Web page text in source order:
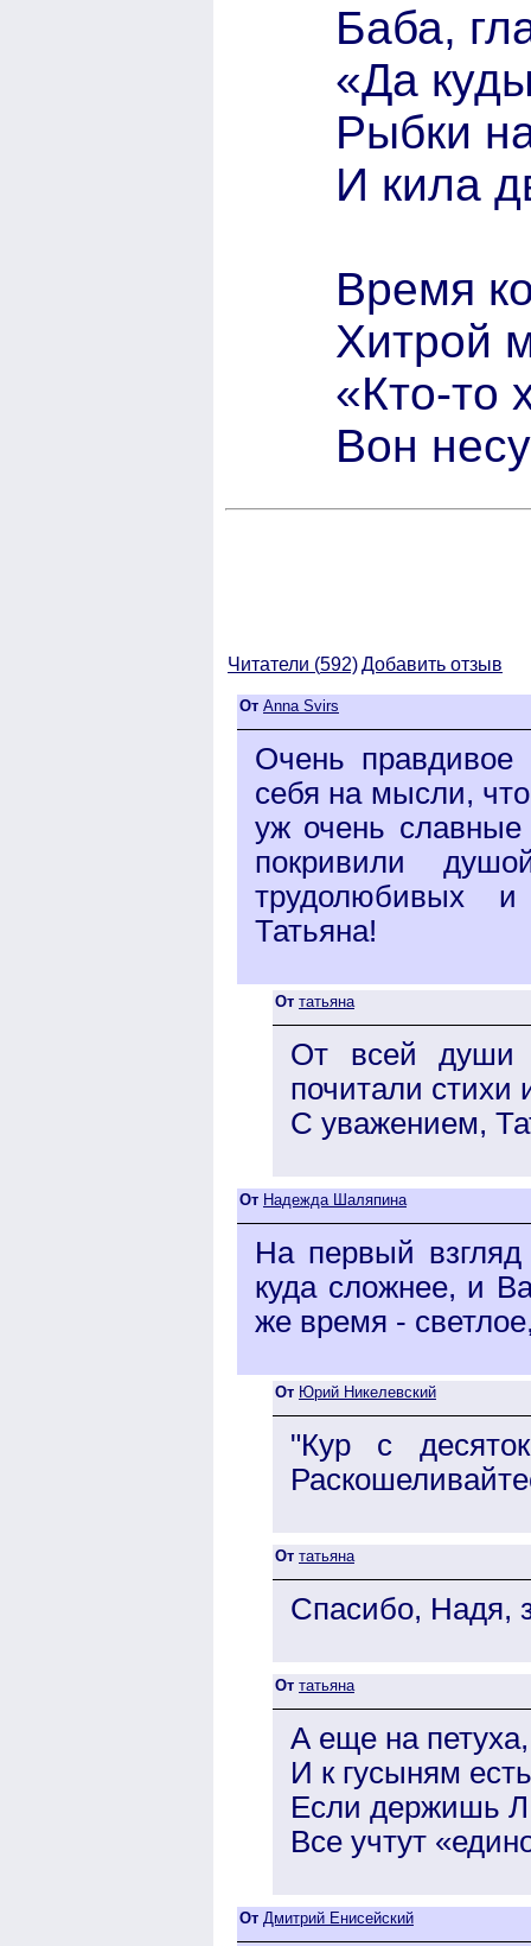
Баба,
«Да
Рыбки
И кила
Время
Хитрой
«Кто-то
Вон
Читатели (592)Добавить отзыв
От Anna Svirs
Очень правдивое
себя на мысли, что
уж очень
покривили
трудолюбивых
Татьяна!
От татьяна
От всей души
почитали
С уважением,
От Надежда Шаляпина
На первый
куда сложнее, и
же время -
От Юрий Никелевский
"Кур с
От татьяна
Спасибо, Надя,
От татьяна
А еще на петуха,
И к гусыням
Если держишь
Все учтут
От Дмитрий Енисейский